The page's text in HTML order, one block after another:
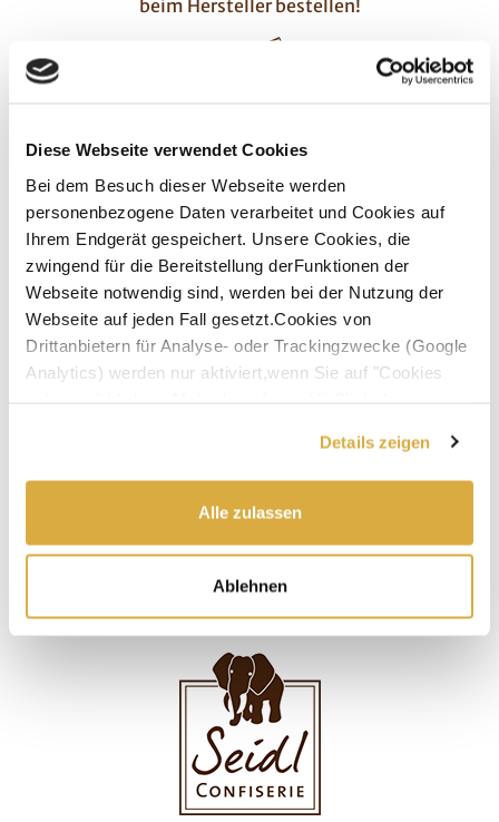
Diese Webseite verwendet Cookies
Bei dem Besuch dieser Webseite werden
personenbezogene Daten verarbeitet und Cookies auf
Ihrem Endgerät gespeichert. Unsere Cookies, die
zwingend für die Bereitstellung derFunktionen der
Webseite notwendig sind, werden bei der Nutzung der
Webseite auf jeden Fall gesetzt.Cookies von
Drittanbietern für Analyse- oder Trackingzwecke (Google
Analytics) werden nur aktiviert,wenn Sie auf "Cookies
Datenschutzerklärung—
Impressum.
Details zeigen
Alle zulassen
Ablehnen
beim Hersteller bestellen!
Schokolade von höchster Qualität
Der 54 mm große Schokoladentaler wird aus edler
Vollmilchschokolade mit 33% Kakao liebevoll
hergestellt!
Individuell & Persönlich
fertig ist Dein eigenes Etikett mit 45 mm
Durchmesser!